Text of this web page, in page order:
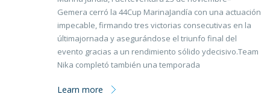
Gemera cerró la 44Cup MarinaJandía con una actuación
impecable, firmando tres victorias consecutivas en la
últimajornada y asegurándose el triunfo final del
evento gracias a un rendimiento sólido ydecisivo.Team
Nika completó también una temporada
Learn more